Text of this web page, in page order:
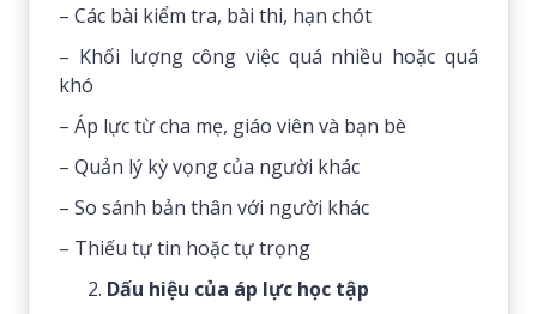
– Các bài kiểm tra, bài thi, hạn chót
– Khối lượng công việc quá nhiều hoặc quá
khó
– Áp lực từ cha mẹ, giáo viên và bạn bè
– Quản lý kỳ vọng của người khác
– So sánh bản thân với người khác
– Thiếu tự tin hoặc tự trọng
Dấu hiệu của áp lực học tập